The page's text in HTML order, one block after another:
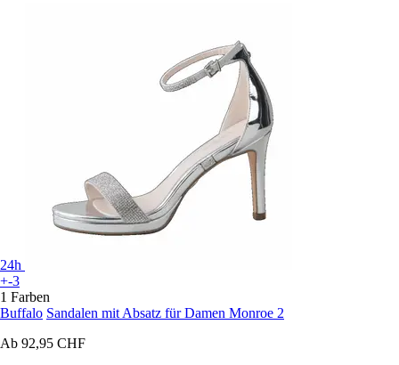
24h
+-3
1 Farben
Buffalo Sandalen mit Absatz für Damen Monroe 2
Ab 92,95 CHF